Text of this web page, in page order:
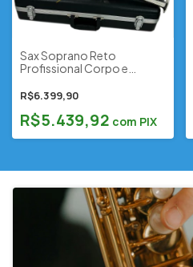
Sax Soprano Reto
Profissional Corpo e
Rígido e Acessórios
+ Brindes
R$6.399,90
R$5.439,92 com PIX